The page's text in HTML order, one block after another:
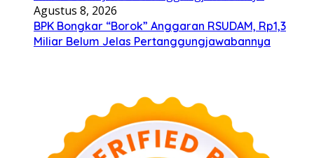
Agustus 8, 2026
BPK Bongkar “Borok” Anggaran RSUDAM, Rp1,3
Miliar Belum Jelas Pertanggungjawabannya